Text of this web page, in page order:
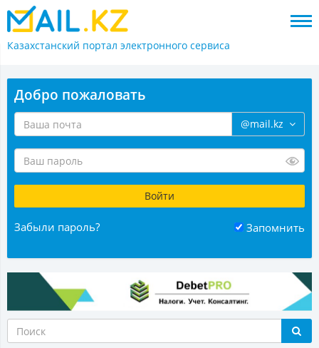
Казахстанский портал электронного сервиса
Добро пожаловать
@mail.kz
Забыли пароль? Запомнить